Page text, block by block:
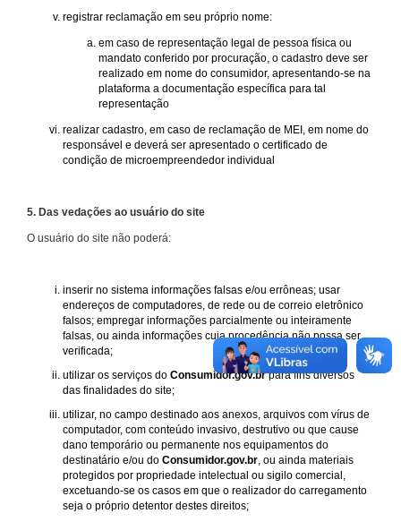
registrar reclamação em seu próprio nome:
em caso de representação legal de pessoa física ou
mandato conferido por procuração, o cadastro deve ser
realizado em nome do consumidor, apresentando-se na
plataforma a documentação específica para tal
representação
realizar cadastro, em caso de reclamação de MEI, em nome do
responsável e deverá ser apresentado o certificado de
condição de microempreendedor individual
5. Das vedações ao usuário do site
O usuário do site não poderá:
inserir no sistema informações falsas e/ou errôneas; usar
endereços de computadores, de rede ou de correio eletrônico
falsos; empregar informações parcialmente ou inteiramente
falsas, ou ainda informações cuja procedência não possa ser
verificada;
utilizar os serviços do Consumidor.gov.brpara fins diversos
das finalidades do site;
utilizar, no campo destinado aos anexos, arquivos com vírus de
computador, com conteúdo invasivo, destrutivo ou que cause
dano temporário ou permanente nos equipamentos do
destinatário e/ou do Consumidor.gov.br , ou ainda materiais
protegidos por propriedade intelectual ou sigilo comercial,
excetuando-se os casos em que o realizador do carregamento
seja o próprio detentor destes direitos;